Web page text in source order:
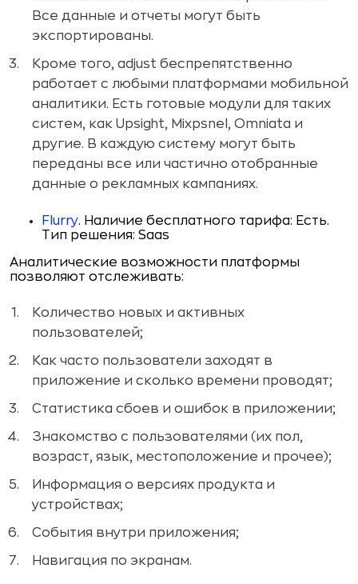
Все данные и отчеты могут быть
экспортированы.
Кроме того, adjust беспрепятственно
работает с любыми платформами мобильной
аналитики. Есть готовые модули для таких
систем, как Upsight, Mixpsnel, Omniata и
другие. В каждую систему могут быть
переданы все или частично отобранные
данные о рекламных кампаниях.
Flurry. Наличие бесплатного тарифа: Есть.
Тип решения: Saas
Аналитические возможности платформы
позволяют отслеживать:
Количество новых и активных
пользователей;
Как часто пользователи заходят в
приложение и сколько времени проводят;
Статистика сбоев и ошибок в приложении;
Знакомство с пользователями (их пол,
возраст, язык, местоположение и прочее);
Информация о версиях продукта и
устройствах;
События внутри приложения;
Навигация по экранам.